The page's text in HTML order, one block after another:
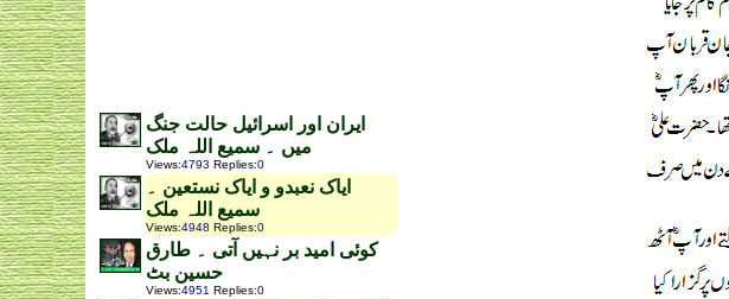
ایران اور اسرائیل حالت جنگ
میں ۔ سمیع اللہ ملک
Views:4793 Replies:0
ایاک نعبدو و ایاک نستعین ۔
سمیع اللہ ملک
Views:4948 Replies:0
کوئی امید بر نہیں آتی ۔ طارق
حسین بٹ
Views:4951 Replies:0